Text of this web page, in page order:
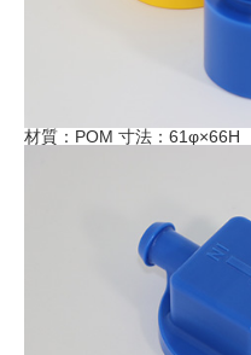
材質：POM 寸法：61φ×66H